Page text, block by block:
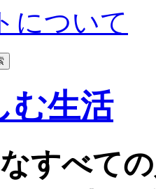
について
む生活
すべて